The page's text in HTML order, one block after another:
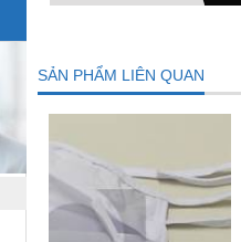
SẢN PHẨM LIÊN QUAN